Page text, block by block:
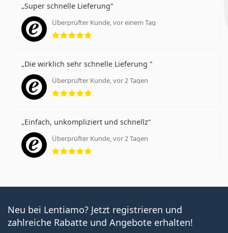
Super schnelle Lieferung
Überprüfter Kunde, vor einem Tag
Bewertung 5 aus 5
Die wirklich sehr schnelle Lieferung
Überprüfter Kunde, vor 2 Tagen
Bewertung 5 aus 5
Einfach, unkompliziert und schnellz
Überprüfter Kunde, vor 2 Tagen
Bewertung 5 aus 5
Neu bei Lentiamo? Jetzt registrieren und
zahlreiche Rabatte und Angebote erhalten!